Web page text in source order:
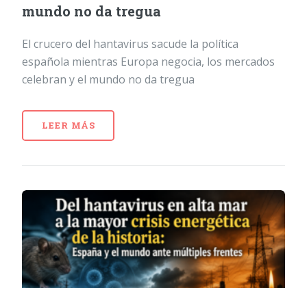
mundo no da tregua
El crucero del hantavirus sacude la política
española mientras Europa negocia, los mercados
celebran y el mundo no da tregua
LEER MÁS